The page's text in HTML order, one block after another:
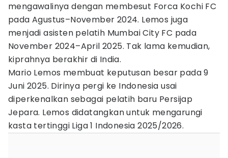
mengawalinya dengan membesut Forca Kochi FC
pada Agustus–November 2024. Lemos juga
menjadi asisten pelatih Mumbai City FC pada
November 2024–April 2025. Tak lama kemudian,
kiprahnya berakhir di India.
Mario Lemos membuat keputusan besar pada 9
Juni 2025. Dirinya pergi ke Indonesia usai
diperkenalkan sebagai pelatih baru Persijap
Jepara. Lemos didatangkan untuk mengarungi
kasta tertinggi Liga 1 Indonesia 2025/2026.